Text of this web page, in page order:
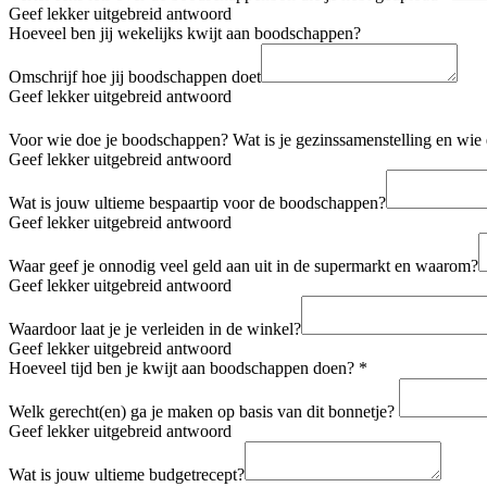
Geef lekker uitgebreid antwoord
Hoeveel ben jij wekelijks kwijt aan boodschappen?
Omschrijf hoe jij boodschappen doet
Geef lekker uitgebreid antwoord
Voor wie doe je boodschappen? Wat is je gezinssamenstelling en wie
Geef lekker uitgebreid antwoord
Wat is jouw ultieme bespaartip voor de boodschappen?
Geef lekker uitgebreid antwoord
Waar geef je onnodig veel geld aan uit in de supermarkt en waarom?
Geef lekker uitgebreid antwoord
Waardoor laat je je verleiden in de winkel?
Geef lekker uitgebreid antwoord
Hoeveel tijd ben je kwijt aan boodschappen doen? *
Welk gerecht(en) ga je maken op basis van dit bonnetje?
Geef lekker uitgebreid antwoord
Wat is jouw ultieme budgetrecept?